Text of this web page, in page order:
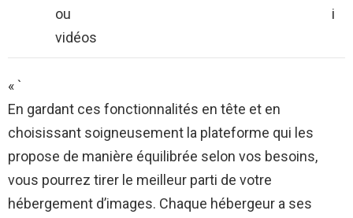
ou
vidéos
i
« `
En gardant ces fonctionnalités en tête et en
choisissant soigneusement la plateforme qui les
propose de manière équilibrée selon vos besoins,
vous pourrez tirer le meilleur parti de votre
hébergement d’images. Chaque hébergeur a ses